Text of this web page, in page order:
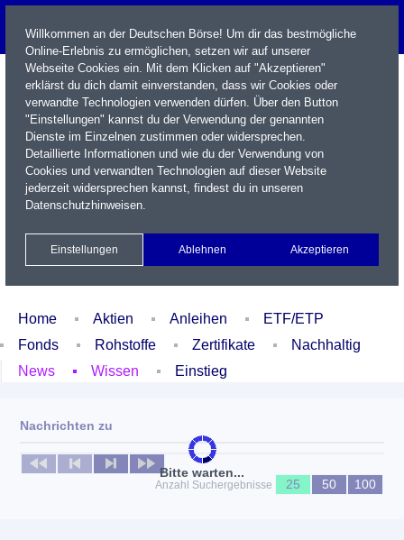
Name / WKN / ISIN / Kürzel
Xetra Realtime
Watchlist Portfolio Login
Home Aktien Anleihen
ETF/ETP
Fonds
Rohstoffe Zertifikate
Nachhaltig
News
Wissen Einstieg
Bitte warten...
Nachrichten zu
Keine News verfügbar
Anzahl Suchergebnisse
25 50 100
Willkommen an der Deutschen Börse! Um dir das bestmögliche
Online-Erlebnis zu ermöglichen, setzen wir auf unserer
Webseite Cookies ein. Mit dem Klicken auf "Akzeptieren"
erklärst du dich damit einverstanden, dass wir Cookies oder
verwandte Technologien verwenden dürfen. Über den Button
"Einstellungen" kannst du der Verwendung der genannten
Dienste im Einzelnen zustimmen oder widersprechen.
Detaillierte Informationen und wie du der Verwendung von
Cookies und verwandten Technologien auf dieser Website
jederzeit widersprechen kannst, findest du in unseren
Datenschutzhinweisen.
Einstellungen Ablehnen Akzeptieren